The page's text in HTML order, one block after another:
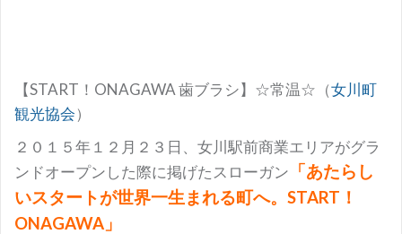
【START！ONAGAWA 歯ブラシ】☆常温☆（女川町
観光協会）
２０１５年１２月２３日、女川駅前商業エリアがグラ
ンドオープンした際に掲げたスローガン 「あたらし
いスタートが世界一生まれる町へ。START！
ONAGAWA」